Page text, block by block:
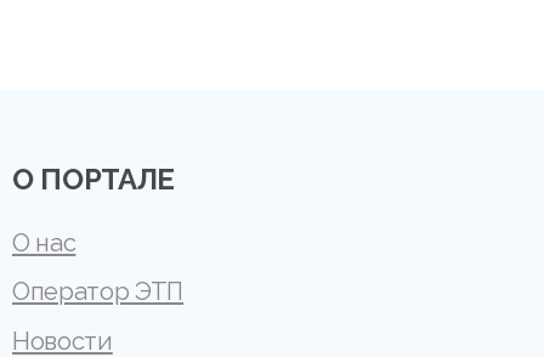
О ПОРТАЛЕ
О нас
Оператор ЭТП
Новости